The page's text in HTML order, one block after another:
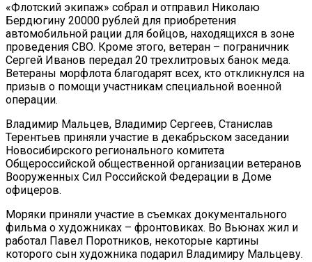
«Флотский экипаж» собрал и отправил Николаю
Бердюгину 20000 рублей для приобретения
автомобильной рации для бойцов, находящихся в зоне
проведения СВО. Кроме этого, ветеран – пограничник
Сергей Иванов передал 20 трехлитровых банок меда.
Ветераны морфлота благодарят всех, кто откликнулся на
призыв о помощи участникам специальной военной
операции.
Владимир Мальцев, Владимир Сергеев, Станислав
Терентьев приняли участие в декабрьском заседании
Новосибирского регионального комитета
Общероссийской общественной организации ветеранов
Вооруженных Сил Российской Федерации в Доме
офицеров.
Моряки приняли участие в съемках документального
фильма о художниках – фронтовиках. Во Вьюнах жил и
работал Павел Поротников, некоторые картины
которого сын художника подарил Владимиру Мальцеву.